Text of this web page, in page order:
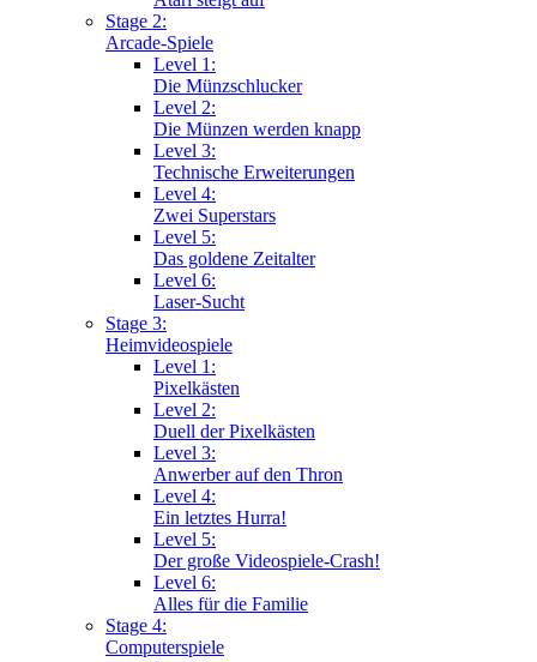
Stage 2:
Arcade-Spiele
Level 1:
Die Münzschlucker
Level 2:
Die Münzen werden knapp
Level 3:
Technische Erweiterungen
Level 4:
Zwei Superstars
Level 5:
Das goldene Zeitalter
Level 6:
Laser-Sucht
Stage 3:
Heimvideospiele
Level 1:
Pixelkästen
Level 2:
Duell der Pixelkästen
Level 3:
Anwerber auf den Thron
Level 4:
Ein letztes Hurra!
Level 5:
Der große Videospiele-Crash!
Level 6:
Alles für die Familie
Stage 4:
Computerspiele